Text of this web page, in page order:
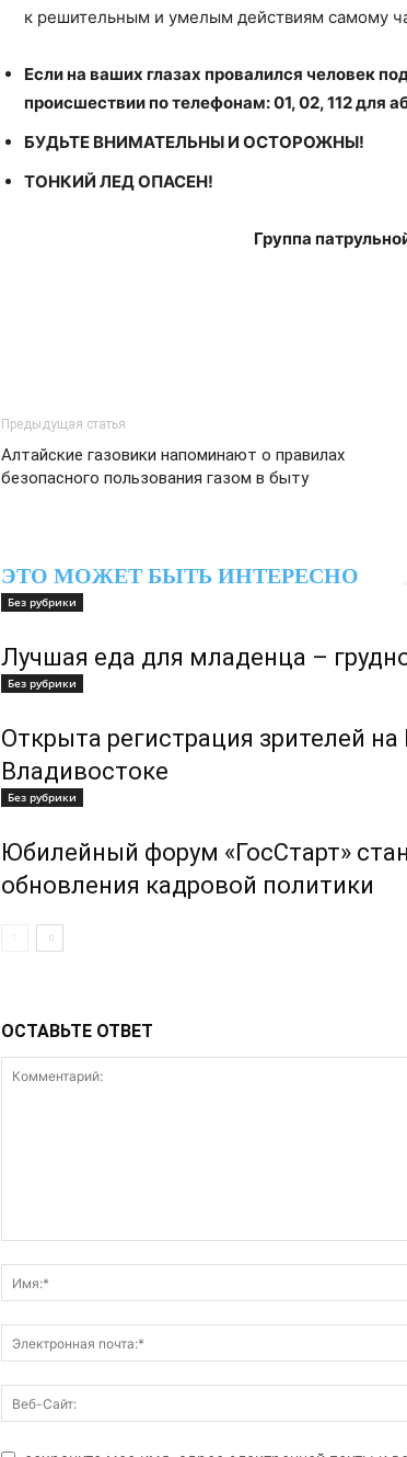
к решительным и умелым действиям самому
Если на ваших глазах провалился человек
происшествии по телефонам: 01, 02, 112 для
БУДЬТЕ ВНИМАТЕЛЬНЫ И ОСТОРОЖНЫ!
ТОНКИЙ ЛЕД ОПАСЕН!
Группа
Предыдущая статья
Алтайские газовики напоминают о правилах
безопасного пользования газом в быту
ЭТО МОЖЕТ БЫТЬ ИНТЕРЕСНО
Без рубрики
Лучшая еда для младенца –
Без рубрики
Открыта регистрация зрителей
Владивостоке
Без рубрики
Юбилейный форум «ГосСтарт»
обновления кадровой политики
ОСТАВЬТЕ ОТВЕТ